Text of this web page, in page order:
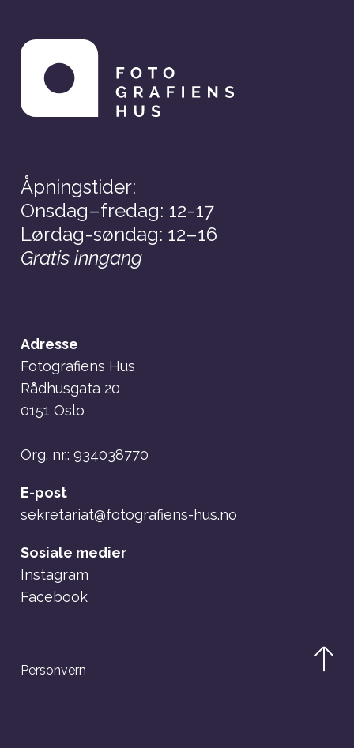
Åpningstider:
Onsdag–fredag: 12-17
Lørdag-søndag: 12–16
Gratis inngang
Adresse
Fotografiens Hus
Rådhusgata 20
0151 Oslo
Org. nr.: 934038770
E-post
sekretariat@fotografiens-hus.no
Sosiale medier
Instagram
Facebook
Personvern